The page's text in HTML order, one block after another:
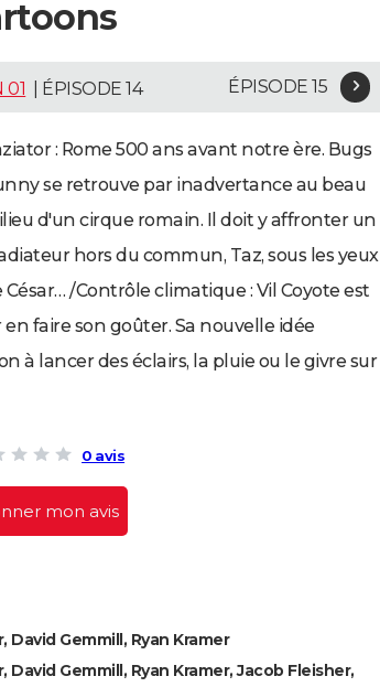
01 | ÉPISODE 14 ÉPISODE 15
: Rome 500 ans avant notre ère. Bugs
se retrouve par inadvertance au beau
d'un cirque romain. Il doit y affronter un
hors du commun, Taz, sous les yeux
César… /Contrôle climatique : Vil Coyote est
faire son goûter. Sa nouvelle idée
à lancer des éclairs, la pluie ou le givre sur
0 avis
mon avis
David Gemmill, Ryan Kramer
Gemmill, Ryan Kramer, Jacob Fleisher,